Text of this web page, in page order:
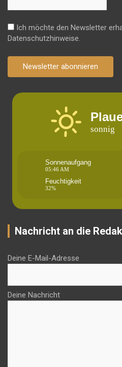
Ich möchte den Newsletter
Datenschutzhinweise.
Newsletter abonnieren
sonnig
Sonnenaufgang
05:46 AM
Feuchtigkeit
32%
Nachricht an die
Deine E-Mail-Adresse
Deine Nachricht